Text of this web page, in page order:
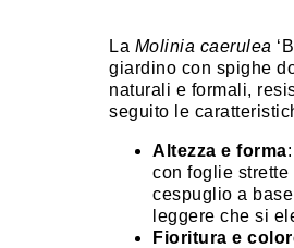
La Molinia caerulea
giardino con spighe
naturali e formali,
seguito le
Altezza e forma
con foglie strette
cespuglio a
leggere che si
Fioritura e